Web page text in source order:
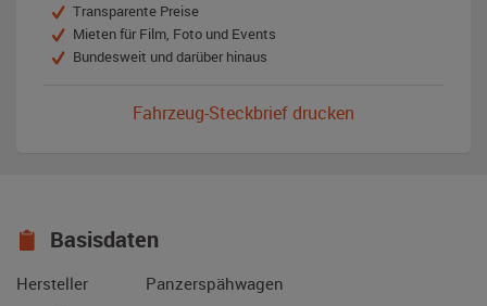
Transparente Preise
Mieten für Film, Foto und Events
Bundesweit und darüber hinaus
Fahrzeug-Steckbrief drucken
Basisdaten
Hersteller
Panzerspähwagen